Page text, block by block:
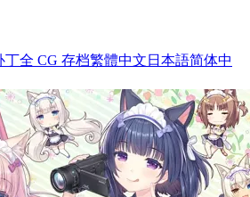
丁全 CG 存档繁體中文 日本語简体中